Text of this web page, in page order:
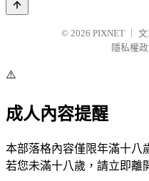
© 2026 PIXNET
隱私權
⚠️
成人內容提醒
本部落格內容僅限年滿十八
若您未滿十八歲，請立即離